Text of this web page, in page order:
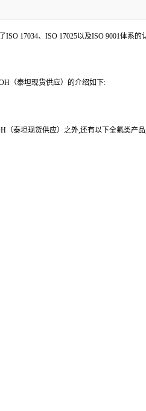
17034、ISO 17025以及ISO 9001体
（泰坦现货供应）的介绍如下:
（泰坦现货供应）之外,还有以下全氟类产